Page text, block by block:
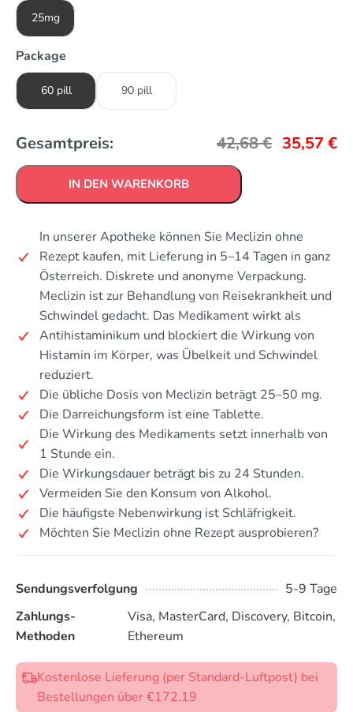
25mg
Package
60 pill 90 pill
Gesamtpreis: 42,68€ 35,57 €
IN DEN WARENKORB
In unserer Apotheke können Sie Meclizin ohne
Rezept kaufen, mit Lieferung in 5–14 Tagen in ganz
Österreich. Diskrete und anonyme Verpackung.
Meclizin ist zur Behandlung von Reisekrankheit und
Schwindel gedacht. Das Medikament wirkt als
Antihistaminikum und blockiert die Wirkung von
Histamin im Körper, was Übelkeit und Schwindel
reduziert.
Die übliche Dosis von Meclizin beträgt 25–50 mg.
Die Darreichungsform ist eine Tablette.
Die Wirkung des Medikaments setzt innerhalb von
1 Stunde ein.
Die Wirkungsdauer beträgt bis zu 24 Stunden.
Vermeiden Sie den Konsum von Alkohol.
Die häufigste Nebenwirkung ist Schläfrigkeit.
Möchten Sie Meclizin ohne Rezept ausprobieren?
Sendungsverfolgung
5-9 Tage
Zahlungs-
Methoden
Visa, MasterCard, Discovery, Bitcoin,
Ethereum
Kostenlose Lieferung (per Standard-Luftpost) bei
Bestellungen über €172.19